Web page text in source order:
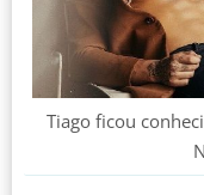
Tiago ficou